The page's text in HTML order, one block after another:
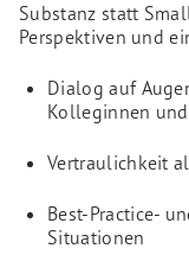
Substanz statt
Perspektiven und
Dialog auf
Kolleginnen
Vertraulichkeit
Best-Practice-
Situationen